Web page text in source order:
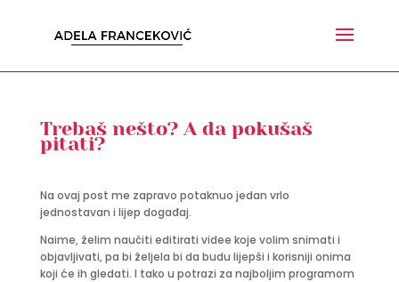
Trebaš nešto? A da pokušaš
pitati?
Na ovaj post me zapravo potaknuo jedan vrlo
jednostavan i lijep događaj.
Naime, želim naučiti editirati videe koje volim snimati i
objavljivati, pa bi željela bi da budu lijepši i korisniji onima
koji će ih gledati. I tako u potrazi za najboljim programom